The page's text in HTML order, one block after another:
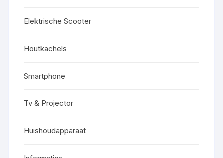
Elektrische Scooter
Houtkachels
Smartphone
Tv & Projector
Huishoudapparaat